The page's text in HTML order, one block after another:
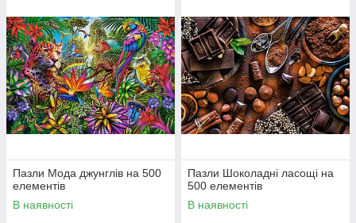
Пазли Мода джунглів на 500
елементів
В наявності
Пазли Шоколадні ласощі на
500 елементів
В наявності